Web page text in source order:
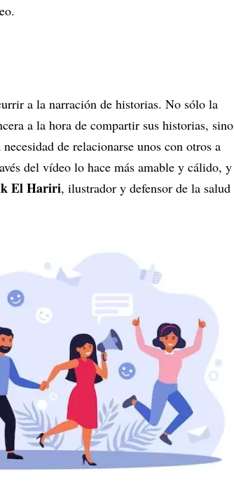
a la narración de historias. No sólo la
a la hora de compartir sus historias, sino
de relacionarse unos con otros a
del vídeo lo hace más amable y cálido, y
El Hariri, ilustrador y defensor de la salud